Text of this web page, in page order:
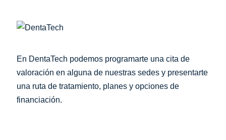
En DentaTech podemos programarte una cita de
valoración en alguna de nuestras sedes y presentarte
una ruta de tratamiento, planes y opciones de
financiación.